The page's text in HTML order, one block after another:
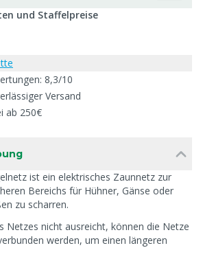
und Staffelpreise
8,3/10
Versand
ab 250€
ist ein elektrisches Zaunnetz zur
Bereichs für Hühner, Gänse oder
zu scharren.
Netzes nicht ausreicht, können die Netze
werden, um einen längeren